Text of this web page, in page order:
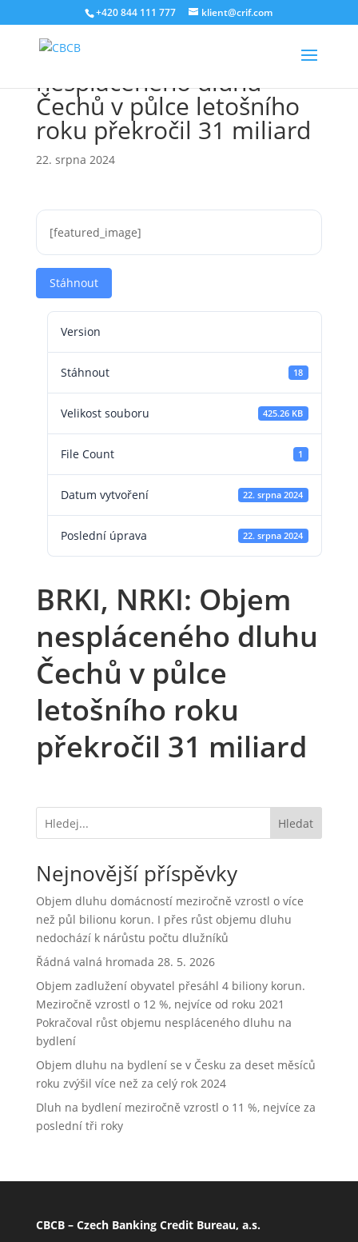
+420 844 111 777 klient@crif.com
BRKI, NRKI: Objem
nespláceného dluhu
Čechů v půlce letošního
roku překročil 31 miliard
22. srpna 2024
[featured_image]
Stáhnout
Version
Stáhnout 18
Velikost souboru 425.26 KB
File Count 1
Datum vytvoření 22. srpna 2024
Poslední úprava 22. srpna 2024
BRKI, NRKI: Objem
nespláceného dluhu
Čechů v půlce
letošního roku
překročil 31 miliard
Hledat
Nejnovější příspěvky
Objem dluhu domácností meziročně vzrostl o více
než půl bilionu korun. I přes růst objemu dluhu
nedochází k nárůstu počtu dlužníků
Řádná valná hromada 28. 5. 2026
Objem zadlužení obyvatel přesáhl 4 biliony korun.
Meziročně vzrostl o 12 %, nejvíce od roku 2021
Pokračoval růst objemu nespláceného dluhu na
bydlení
Objem dluhu na bydlení se v Česku za deset měsíců
roku zvýšil více než za celý rok 2024
Dluh na bydlení meziročně vzrostl o 11 %, nejvíce za
poslední tři roky
CBCB – Czech Banking Credit Bureau, a.s.